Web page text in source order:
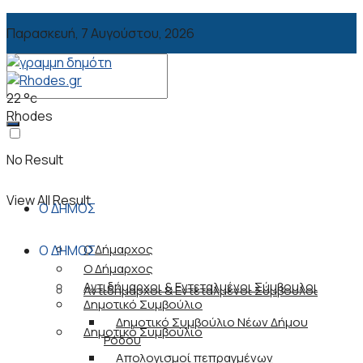
Παρασκευή, 7 Αυγούστου, 2026
No Result
View All Result
22°c
Rhodes
Ο ΔΗΜΟΣ
Ο Δήμαρχος
Αντιδήμαρχοι & Εντεταλμένοι Σύμβουλοι
Δημοτικό Συμβούλιο
Ο ΔΗΜΟΣ
Ο Δήμαρχος
Αντιδήμαρχοι & Εντεταλμένοι Σύμβουλοι
Δημοτικό Συμβούλιο
Δημοτικό Συμβούλιο Νέων Δήμου
Ρόδου
Απολογισμοί πεπραγμένων